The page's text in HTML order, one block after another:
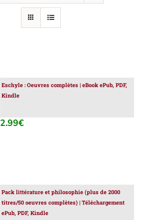
Eschyle : Oeuvres complètes | eBook ePub, PDF,
Kindle
2.99€
Pack littérature et philosophie (plus de 2000
titres/50 oeuvres complètes) | Téléchargement
ePub, PDF, Kindle